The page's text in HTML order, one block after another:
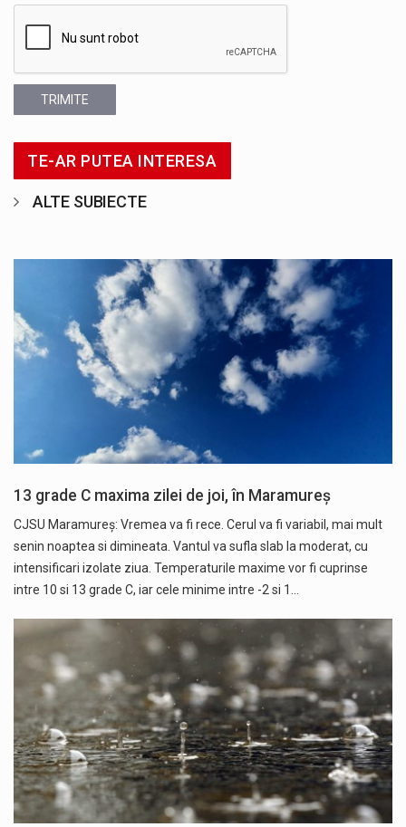
TRIMITE
TE-AR PUTEA INTERESA
ALTE SUBIECTE
13 grade C maxima zilei de joi, în Maramureș
CJSU Maramureș: Vremea va fi rece. Cerul va fi variabil, mai mult
senin noaptea si dimineata. Vantul va sufla slab la moderat, cu
intensificari izolate ziua. Temperaturile maxime vor fi cuprinse
intre 10 si 13 grade C, iar cele minime intre -2 si 1…